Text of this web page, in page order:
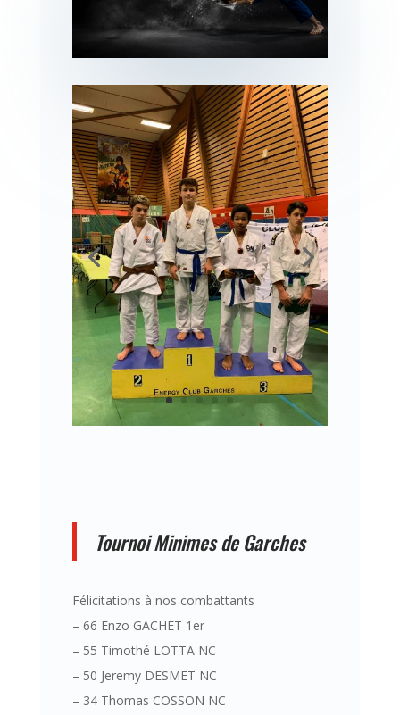
Tournoi Minimes de Garches
Félicitations à nos combattants
– 66 Enzo GACHET 1er
– 55 Timothé LOTTA NC
– 50 Jeremy DESMET NC
– 34 Thomas COSSON NC